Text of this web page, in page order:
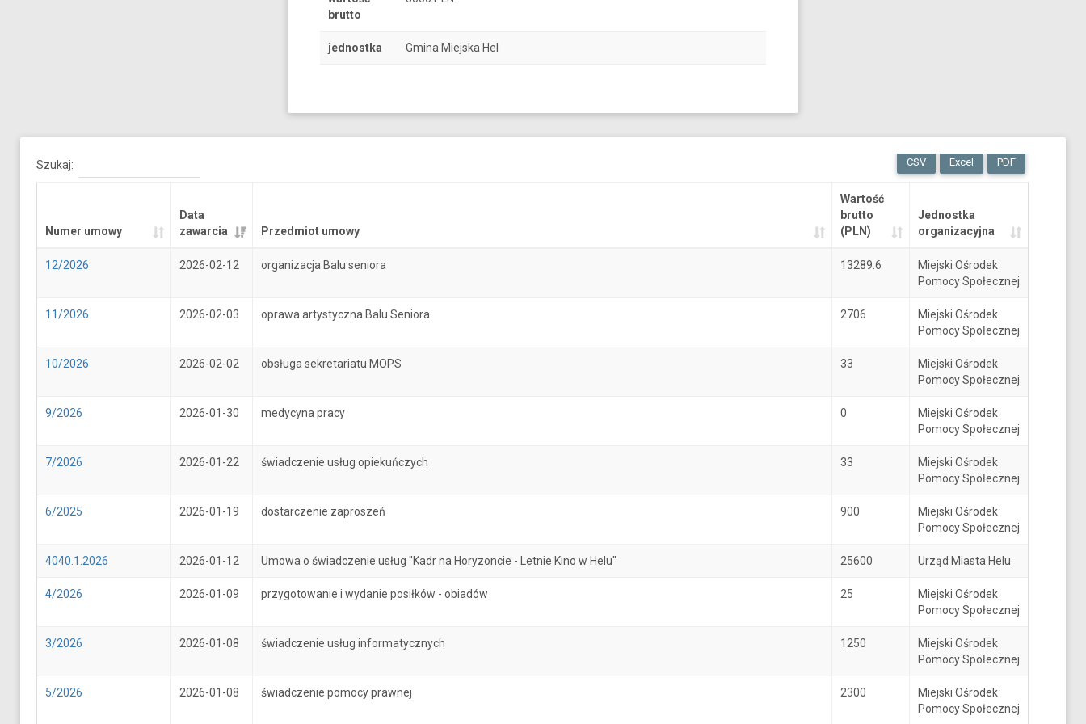
brutto
jednostka Gmina Miejska Hel
CSV Excel PDF
Szukaj:
Numer umowy
Data
zawarcia
Przedmiot umowy
Wartość
brutto
(PLN)
Jednostka
organizacyjna
12/2026 2026-02-12 organizacja Balu seniora 13289.6
Miejski Ośrodek
Pomocy Społecznej
11/2026 2026-02-03 oprawa artystyczna Balu Seniora 2706
Miejski Ośrodek
Pomocy Społecznej
10/2026 2026-02-02 obsługa sekretariatu MOPS 33
Miejski Ośrodek
Pomocy Społecznej
9/2026 2026-01-30 medycyna pracy 0
Miejski Ośrodek
Pomocy Społecznej
7/2026 2026-01-22 świadczenie usług opiekuńczych 33
Miejski Ośrodek
Pomocy Społecznej
6/2025 2026-01-19 dostarczenie zaproszeń 900
Miejski Ośrodek
Pomocy Społecznej
4040.1.2026 2026-01-12 Umowa o świadczenie usług "Kadr na Horyzoncie - Letnie Kino w Helu" 25600 Urząd Miasta Helu
4/2026 2026-01-09 przygotowanie i wydanie posiłków - obiadów 25
Miejski Ośrodek
Pomocy Społecznej
3/2026 2026-01-08 świadczenie usług informatycznych 1250
Miejski Ośrodek
Pomocy Społecznej
5/2026 2026-01-08 świadczenie pomocy prawnej 2300
Miejski Ośrodek
Pomocy Społecznej